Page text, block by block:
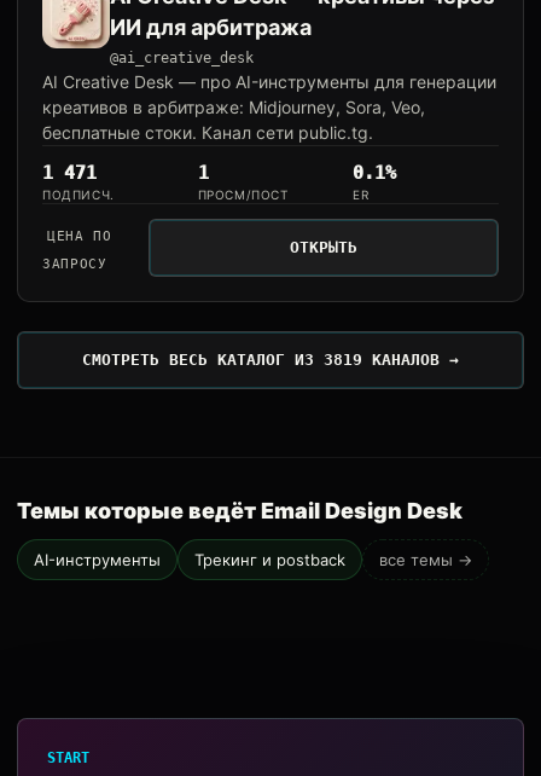
ИИ для арбитража
@ai_creative_desk
AI Creative Desk — про AI-инструменты для генерации
креативов в арбитраже: Midjourney, Sora, Veo,
бесплатные стоки. Канал сети public.tg.
1 471
ПОДПИСЧ.
1
ПРОСМ/ПОСТ
0.1%
ER
ЦЕНА ПО
ЗАПРОСУ
ОТКРЫТЬ
СМОТРЕТЬ ВЕСЬ КАТАЛОГ ИЗ 3819 КАНАЛОВ →
Темы которые ведёт Email Design Desk
AI-инструменты Трекинг и postback все темы →
START